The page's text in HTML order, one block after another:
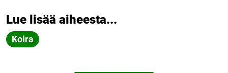
Lue lisää aiheesta...
Koira